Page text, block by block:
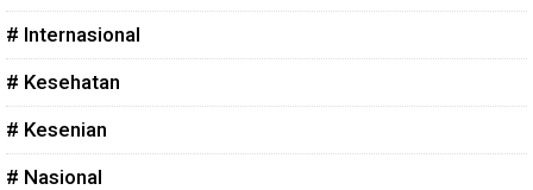
# Internasional
# Kesehatan
# Kesenian
# Nasional